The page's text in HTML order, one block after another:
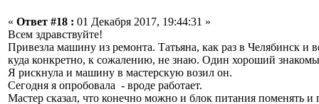
« Ответ #18 : 01 Декабря 2017, 19:44:31 »
Всем здравствуйте!
Привезла машину из ремонта. Татьяна, как раз в Челябинск и
куда конкретно, к сожалению, не знаю. Один хороший
Я рискнула и машину в мастерскую возил он.
Сегодня я опробовала - вроде работает.
Мастер сказал, что конечно можно и блок питания поменять и